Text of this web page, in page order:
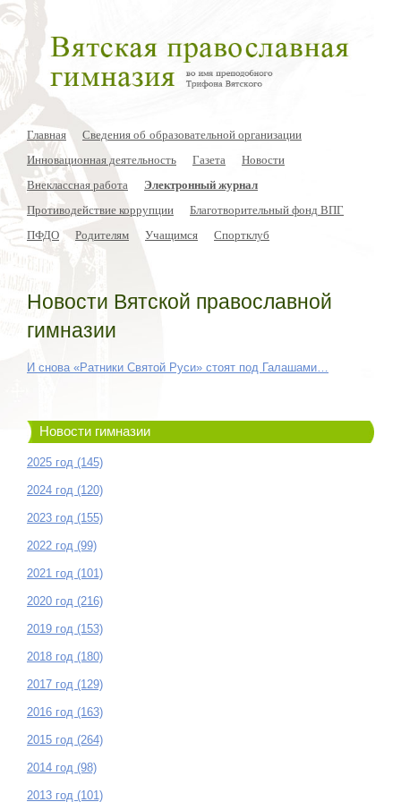
Главная
Сведения об образовательной организации
Инновационная деятельность
Газета
Новости
Внеклассная работа
Электронный журнал
Противодействие коррупции
Благотворительный фонд ВПГ
ПФДО
Родителям Учащимся Спортклуб
Новости Вятской православной
гимназии
И снова «Ратники Святой Руси» стоят под Галашами…
Новости гимназии
2025 год (145)
2024 год (120)
2023 год (155)
2022 год (99)
2021 год (101)
2020 год (216)
2019 год (153)
2018 год (180)
2017 год (129)
2016 год (163)
2015 год (264)
2014 год (98)
2013 год (101)